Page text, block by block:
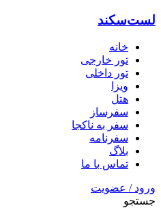
لست‌سکند
خانه
تور خارجی
تور داخلی
ویزا
هتل‌
سفرساز
سفر به ناکجا
سفرنامه
بلاگ
تماس با ما
ورود / عضویت
جستجو